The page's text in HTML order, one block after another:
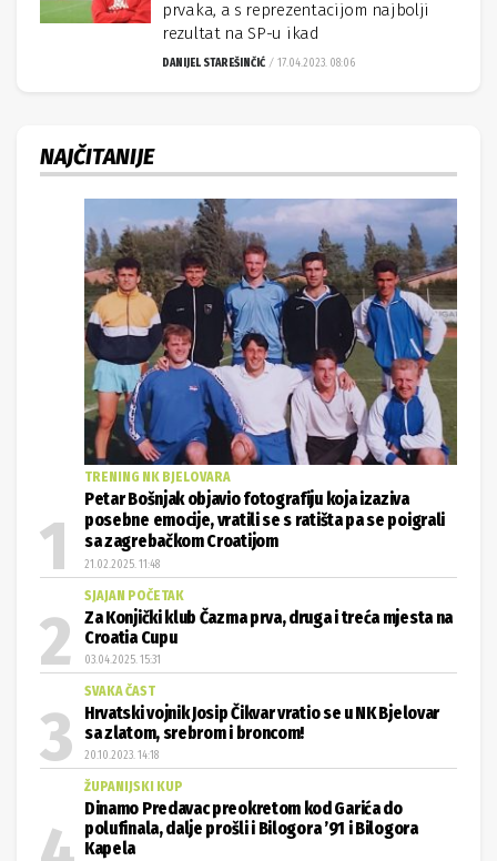
prvaka, a s reprezentacijom najbolji
rezultat na SP-u ikad
DANIJEL STAREŠINČIĆ 17.04.2023. 08:06
NAJČITANIJE
TRENING NK BJELOVARA
Petar Bošnjak objavio fotografiju koja izaziva
posebne emocije, vratili se s ratišta pa se poigrali
sa zagrebačkom Croatijom
21.02.2025. 11:48
SJAJAN POČETAK
Za Konjički klub Čazma prva, druga i treća mjesta na
Croatia Cupu
03.04.2025. 15:31
SVAKA ČAST
Hrvatski vojnik Josip Čikvar vratio se u NK Bjelovar
sa zlatom, srebrom i broncom!
20.10.2023. 14:18
ŽUPANIJSKI KUP
Dinamo Predavac preokretom kod Garića do
polufinala, dalje prošli i Bilogora ’91 i Bilogora
Kapela